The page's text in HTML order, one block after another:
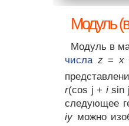
Модуль
Модуль в
числа z=х
r(cos j + isin
следующее
iy можно